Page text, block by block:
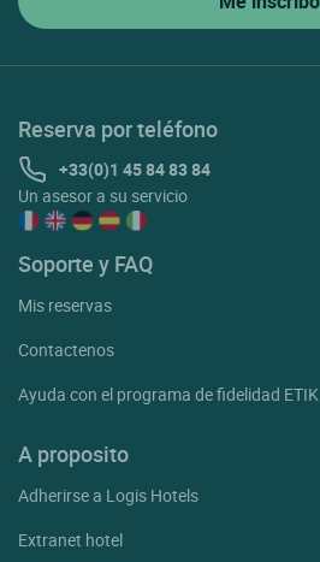
Reserva por teléfono
+33(0)1 45 84 83 84
Un asesor a su servicio
Soporte y FAQ
Mis reservas
Contactenos
Ayuda con el programa de fidelidad ETIK
A proposito
Adherirse a Logis Hotels
Extranet hotel